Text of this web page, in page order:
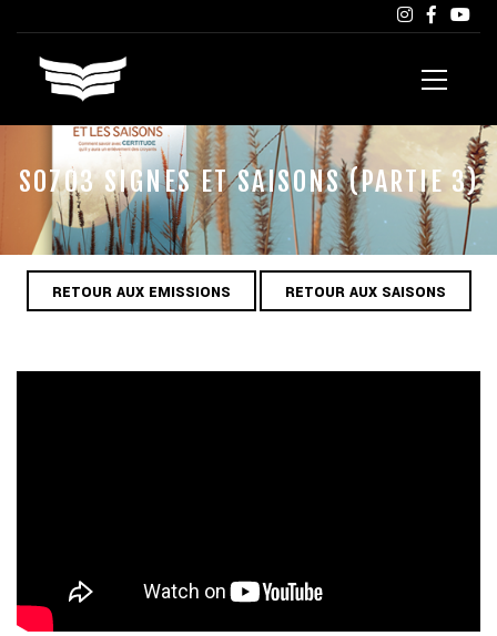
S0703 SIGNES ET SAISONS (PARTIE 3)
RETOUR AUX EMISSIONS RETOUR AUX SAISONS